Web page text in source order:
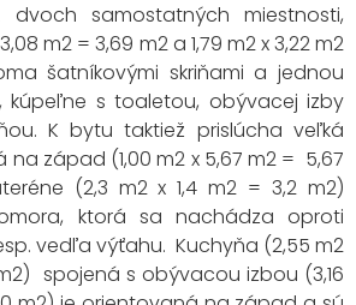
samostatných miestnosti,
m2 = 3,69 m2 a 1,79 m2 x 3,22 m2
šatníkovými skriňami a jednou
kúpeľne s toaletou, obývacej izby
K bytu taktiež prislúcha veľká
západ (1,00 m2 x 5,67 m2 = 5,67
(2,3 m2 x 1,4 m2 = 3,2 m2)
ktorá sa nachádza oproti
vedľa výťahu. Kuchyňa (2,55 m2
spojená s obývacou izbou (3,16